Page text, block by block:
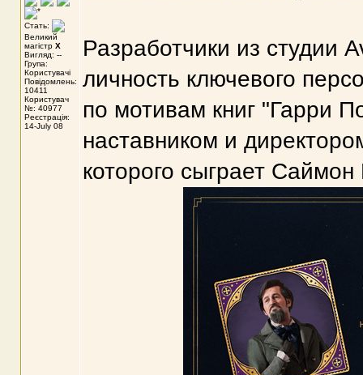
Стать:
Великий
магістр X
Вигляд: --
Група:
Користувачі
Повідомлень:
10411
Користувач
№: 40977
Реєстрація:
14-July 08
Разработчики из студии
личность ключевого
по мотивам книг "Гарри
наставником и
которого сыграет Саймон